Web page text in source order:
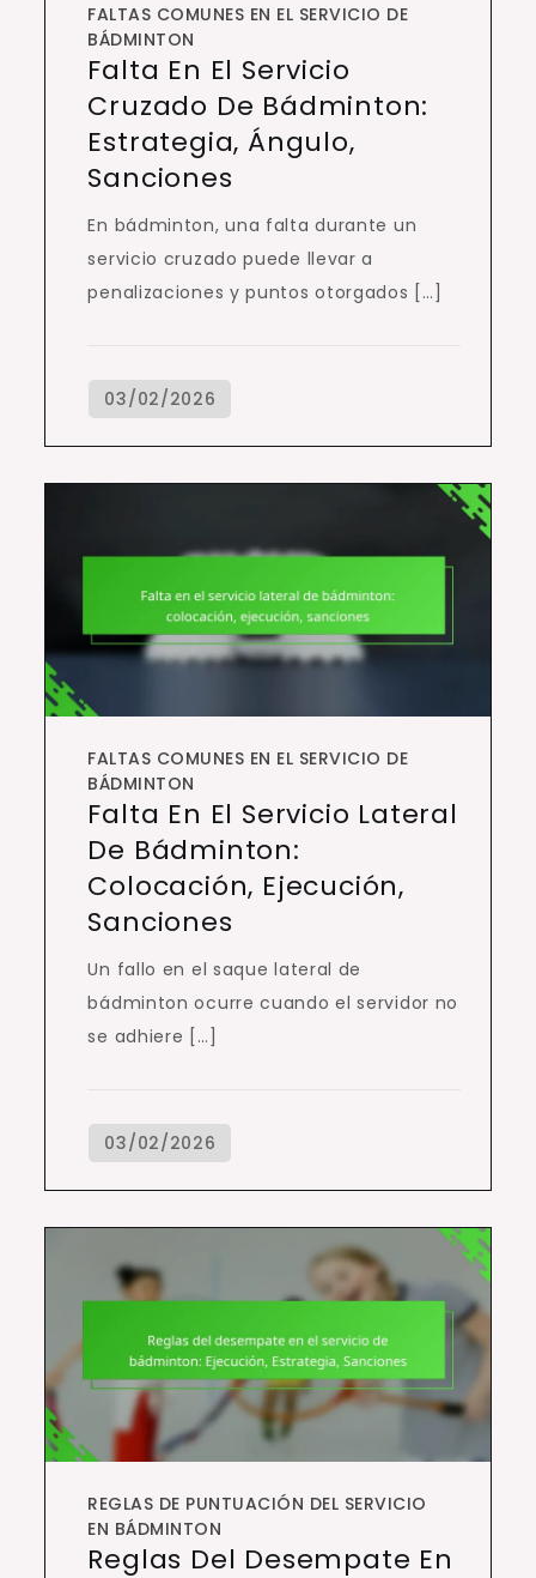
FALTAS COMUNES EN EL SERVICIO DE
BÁDMINTON
Falta En El Servicio
Cruzado De Bádminton:
Estrategia, Ángulo,
Sanciones
En bádminton, una falta durante un
servicio cruzado puede llevar a
penalizaciones y puntos otorgados […]
FALTAS COMUNES EN EL SERVICIO DE
BÁDMINTON
Falta En El Servicio Lateral
De Bádminton:
Colocación, Ejecución,
Sanciones
Un fallo en el saque lateral de
bádminton ocurre cuando el servidor no
se adhiere […]
REGLAS DE PUNTUACIÓN DEL SERVICIO
EN BÁDMINTON
Reglas Del Desempate En